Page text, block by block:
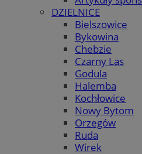
DZIELNICE
Bielszowice
Bykowina
Chebzie
Czarny Las
Godula
Halemba
Kochłowice
Nowy Bytom
Orzegów
Ruda
Wirek